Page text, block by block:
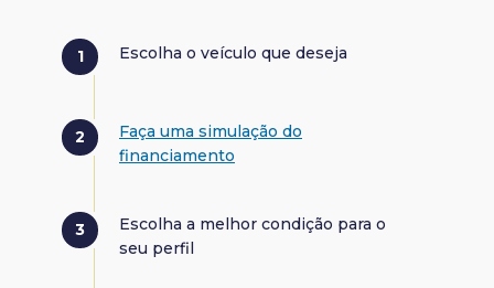
Escolha o veículo que deseja
Faça uma simulação do
financiamento
Escolha a melhor condição para o
seu perfil